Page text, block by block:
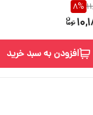
8%
افزودن به سبد خرید